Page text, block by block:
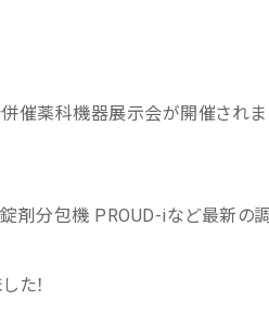
併催薬科機器展示会が開催されま
剤分包機 PROUD-iなど最新の調
た！